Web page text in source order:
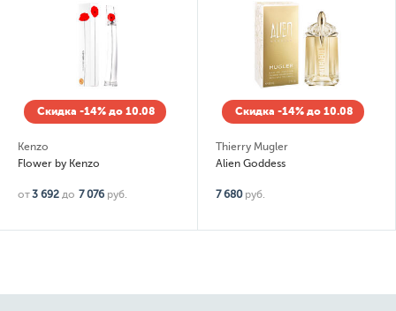
Скидка -14% до 10.08
Kenzo
Flower by Kenzo
от3 692 до 7 076 руб.
Скидка -14% до 10.08
Thierry Mugler
Alien Goddess
7 680 руб.